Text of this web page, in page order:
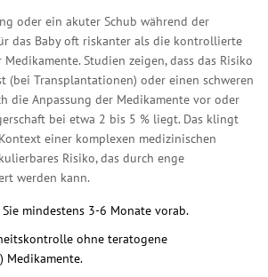
oder ein akuter Schub während der
das Baby oft riskanter als die kontrollierte
Studien zeigen, dass das Risiko
(bei Transplantationen) oder einen schweren
die Anpassung der Medikamente vor oder
bei etwa 2 bis 5 % liegt. Das klingt
einer komplexen medizinischen
Risiko, das durch enge
werden kann.
Sie mindestens 3-6 Monate vorab.
ohne teratogene
Medikamente.